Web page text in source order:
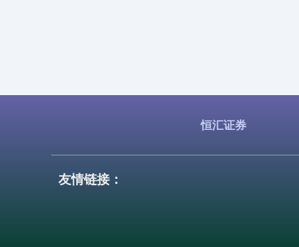
恒汇证券
友情链接：